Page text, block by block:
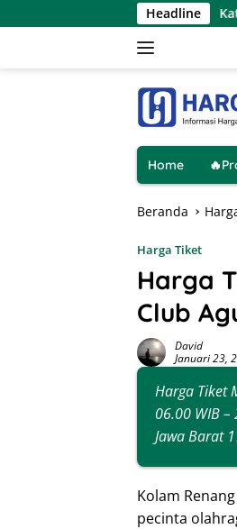
ke
Headline
Katalog Promo
Home
Beranda
Harga Tiket
Harga
Club
David
Januari 23,
Harga Tiket
06.00 WIB –
Jawa Barat
Kolam
pecinta